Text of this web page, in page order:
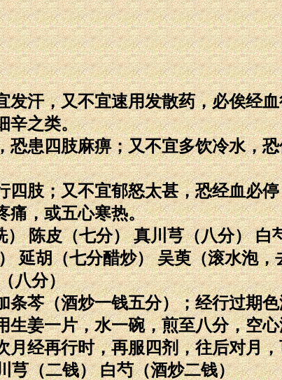
发汗，又不宜速用发散药，必俟经
辛之类。
恐患四肢麻痹；又不宜多饮冷水，
四肢；又不宜郁怒太甚，恐经血必
痛，或五心寒热。
陈皮（七分） 真川芎（八分） 白
延胡（七分醋炒） 吴萸（滚水泡
八分）
条芩（酒炒一钱五分）；经行过期
生姜一片，水一碗，煎至八分，空
月经再行时，再服四剂，往后对月
芎（二钱） 白芍（酒炒二钱）